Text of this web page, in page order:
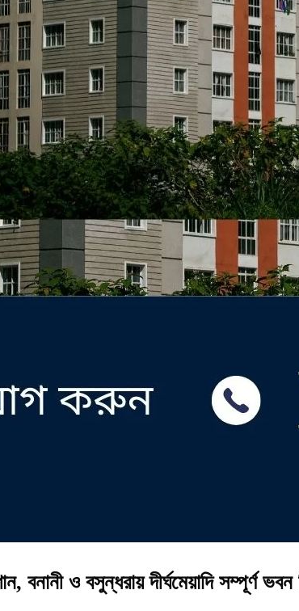
বনানী ও বসুন্ধরায় দীর্ঘমেয়াদি